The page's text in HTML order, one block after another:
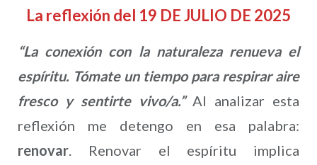
La reflexión del 19 DE JULIO DE 2025
“La conexión con la naturaleza renueva el
espíritu. Tómate un tiempo para respirar aire
fresco y sentirte vivo/a.” Al analizar esta
reflexión me detengo en esa palabra:
renovar. Renovar el espíritu implica